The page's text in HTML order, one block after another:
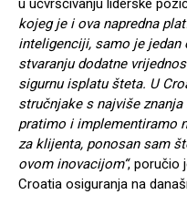
u učvršćivanju liderske
kojeg je i ova napredna
inteligenciji, samo je jedan
stvaranju dodatne
sigurnu isplatu šteta. U
stručnjake s najviše
pratimo i implementiramo
za klijenta, ponosan sam
ovom inovacijom“, poručio
Croatia osiguranja na